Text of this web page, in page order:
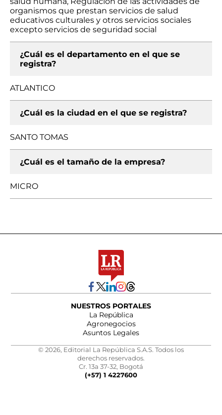
organismos que prestan servicios de salud
educativos culturales y otros servicios sociales
excepto servicios de seguridad social
¿Cuál es el departamento en el que se
registra?
ATLANTICO
¿Cuál es la ciudad en el que se registra?
SANTO TOMAS
¿Cuál es el tamaño de la empresa?
MICRO
NUESTROS PORTALES
La República
Agronegocios
Asuntos Legales
© 2026, Editorial La República S.A.S. Todos los
derechos reservados.
Cr. 13a 37-32, Bogotá
(+57) 1 4227600